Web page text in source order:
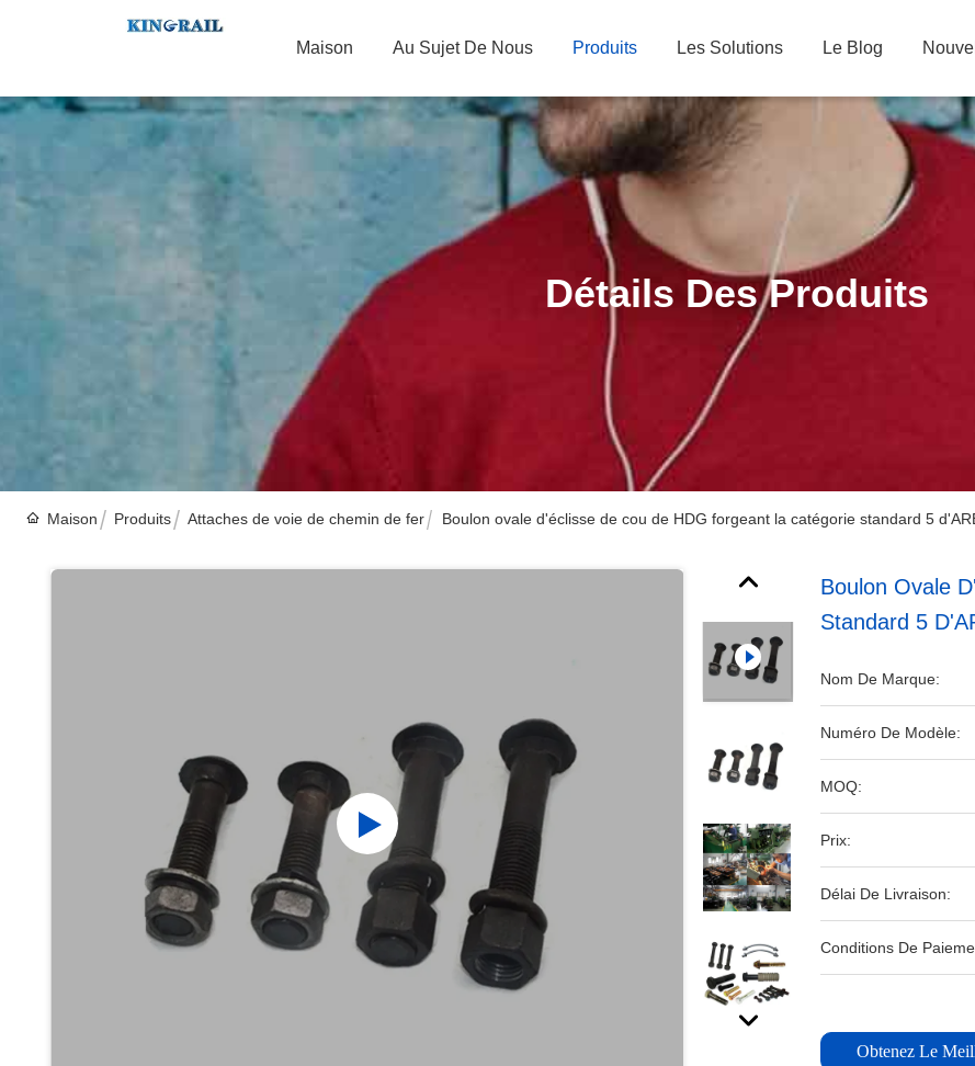
Maison Au Sujet De Nous Produits Les Solutions Le Blog
Détails Des Produits
Maison Produits Attaches de voie de chemin de fer Boulon ovale d'éclisse de cou de HDG forgeant la catégorie standard 5
Boulon Ovale
Standard 5
Nom De Marque:
Numéro De Modèle:
MOQ:
Prix:
Délai De Livraison:
Conditions De
Obtenez Le